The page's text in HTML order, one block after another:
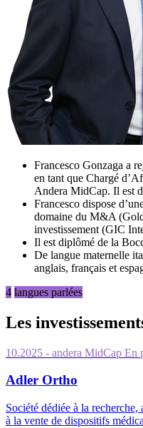
Francesco Gonzaga a
en tant que Chargé
Andera MidCap. Il est
Francesco dispose
domaine du M&A
investissement (GIC
Il est diplômé de la
De langue maternelle
anglais, français et
4 langues parlées
Les
10.2025 - andera MidCap En
Adler Ortho
Société dédiée à la
à la vente de dispositifs